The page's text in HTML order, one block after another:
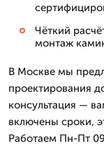
Чёткий
монтаж
В Москве мы
проектирования
консультация —
включены сроки,
Работаем Пн-Пт